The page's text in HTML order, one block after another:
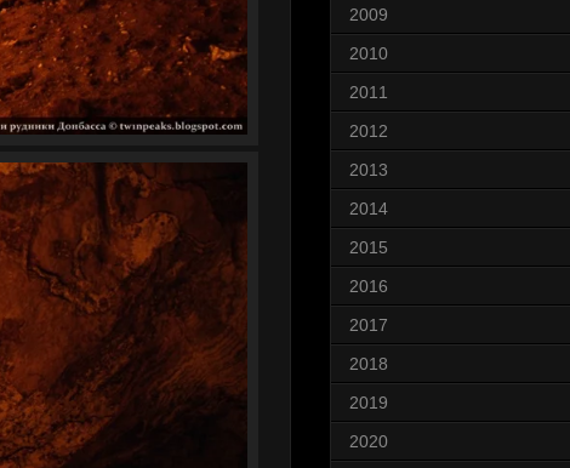
2009
2010
2011
2012
2013
2014
2015
2016
2017
2018
2019
2020